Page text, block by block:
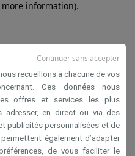
information).
recueillons à chacune de vos
Ces données nous
offres et services les plus
adresser, en direct ou via des
publicités personnalisées et de
également d’adapter
de vous faciliter le
Continuer sans accepter